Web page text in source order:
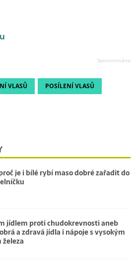
VLASŮ POSÍLENÍ VLASŮ
je i bílé rybí maso dobré zařadit do
jídlem proti chudokrevnosti aneb
a zdravá jídla i nápoje s vysokým
železa